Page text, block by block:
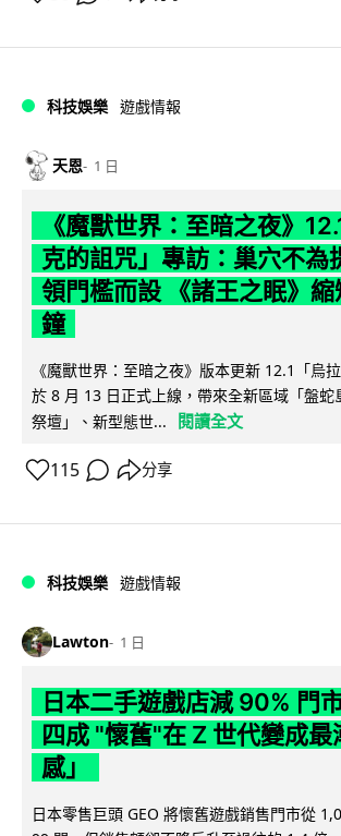
科技娛樂 遊戲情報
天恩 1 日
《魔獸世界：至暗之夜》
克的詛咒」專訪：巢穴不為
領門檻而設 《諸王之眠》
鐘
《魔獸世界：至暗之夜》版本更新 12.1「烏
於 8 月 13 日正式上線，帶來全新區域「盤蛇
祭壇」、新型態世...
閱讀全文
115 分享
科技娛樂 遊戲情報
Lawton 1 日
日本二手遊戲店減 90% 門
四成 "懷舊"在 Z 世代變成最
感」
日本零售巨頭 GEO 將懷舊遊戲銷售門市從